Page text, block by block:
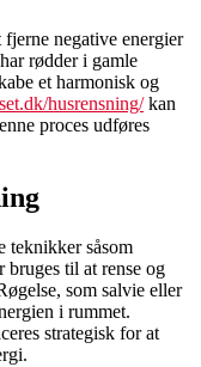
negative energier
rødder i gamle
et harmonisk og
husrensning/kan
proces udføres
teknikker såsom
bruges til at rense og
som salvie eller
i rummet.
strategisk for at